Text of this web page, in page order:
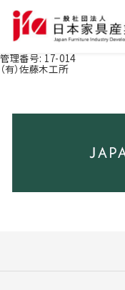
管理番号: 17-014
（有）佐藤木工所